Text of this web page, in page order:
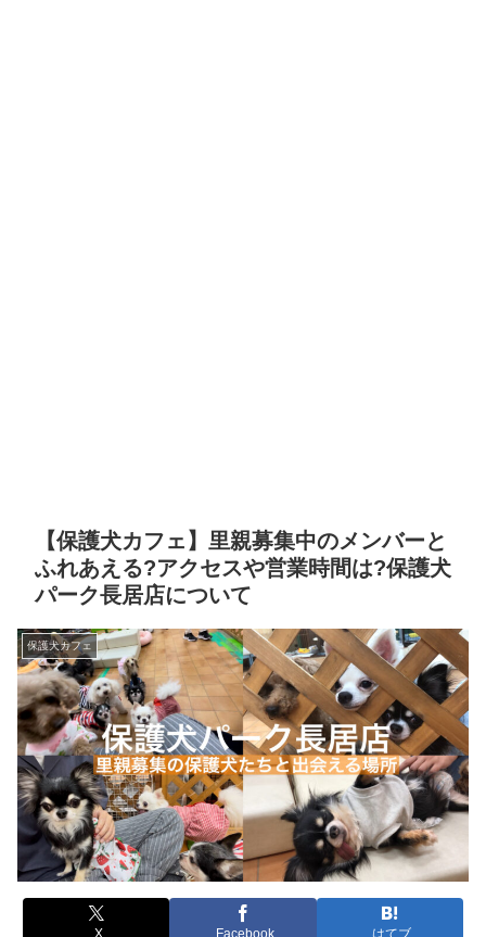
【保護犬カフェ】里親募集中のメンバーと
ふれあえる?アクセスや営業時間は?保護犬
パーク長居店について
保護犬カフェ
X Facebook はてブ